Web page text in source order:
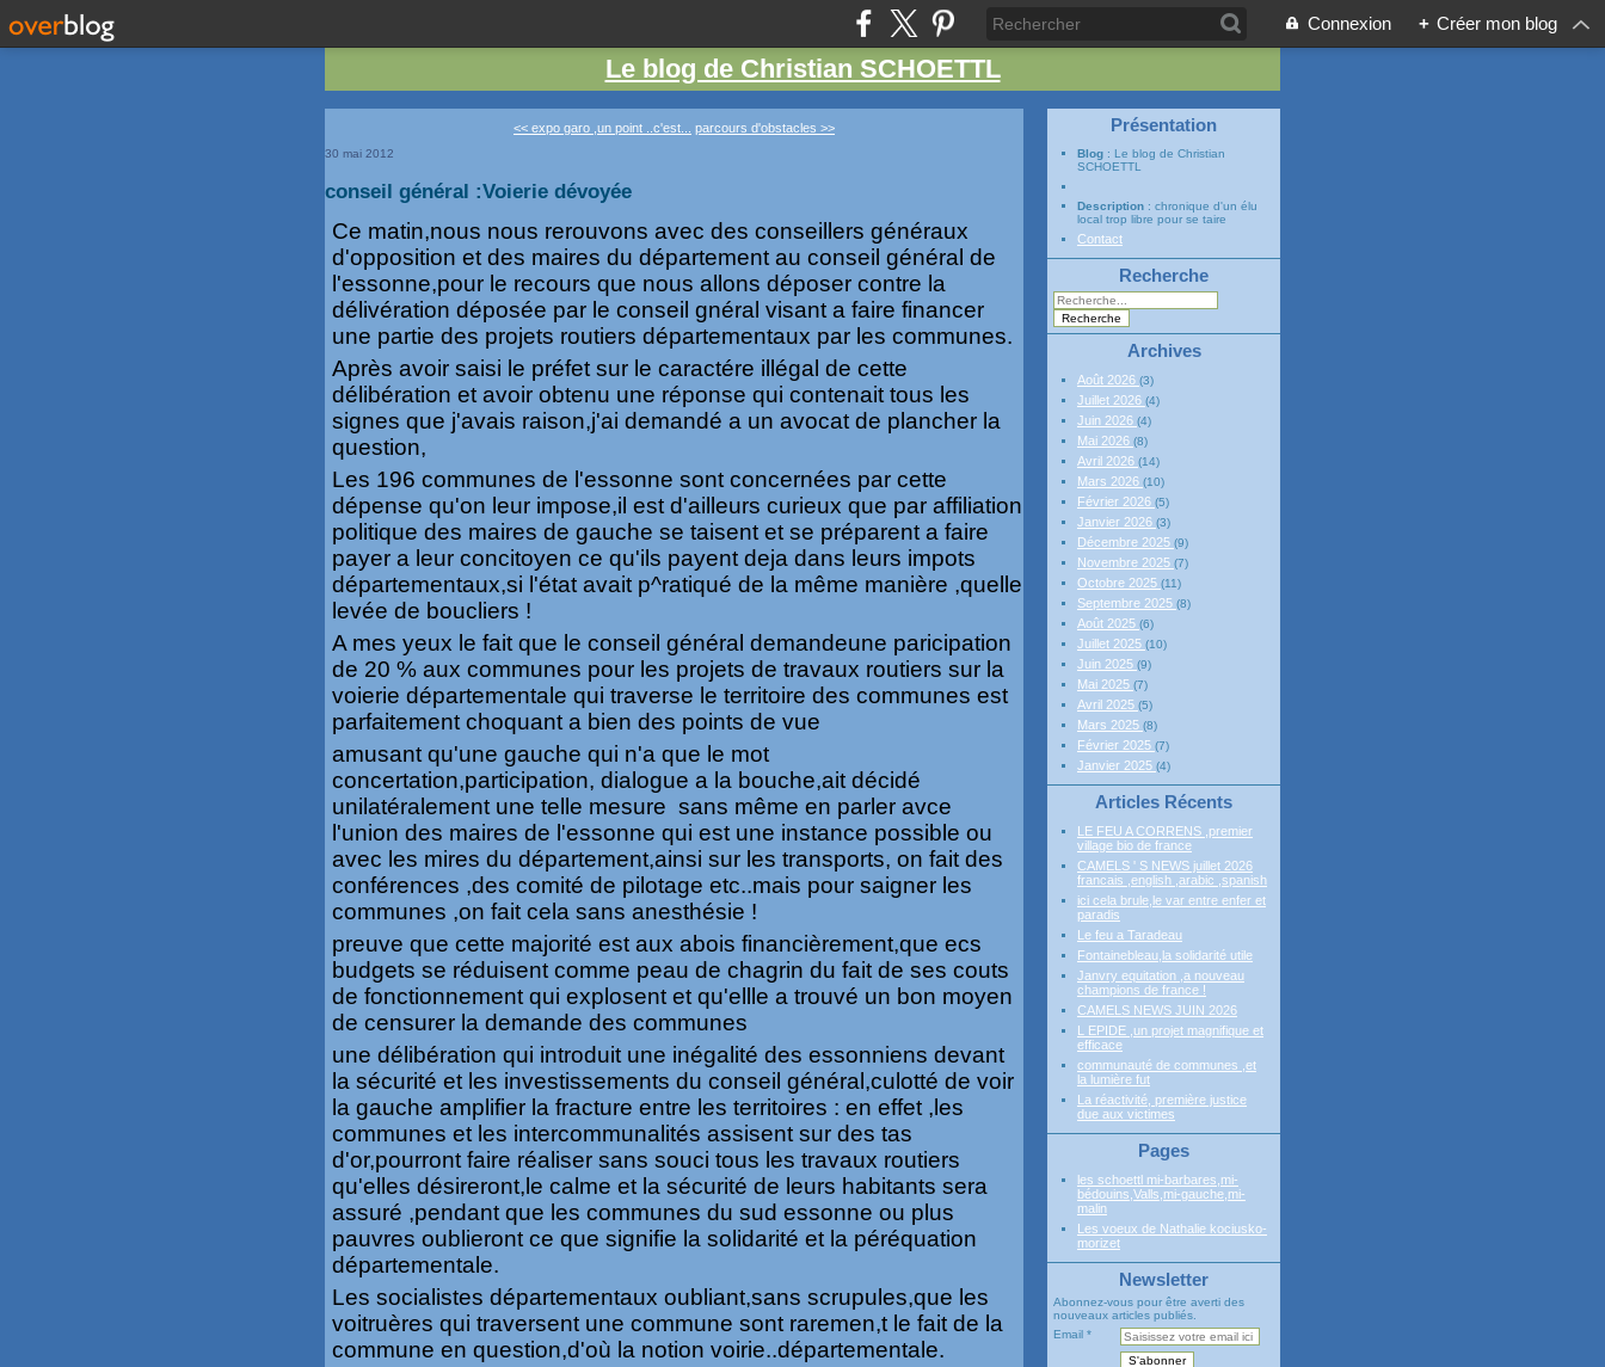
Connexion + Créer mon blog
Le blog de Christian SCHOETTL
<< expo garo ,un point ..c'est... parcours d'obstacles >>
30 mai 2012
conseil général :Voierie dévoyée
Ce matin,nous nous rerouvons avec des conseillers généraux
d'opposition et des maires du département au conseil général de
l'essonne,pour le recours que nous allons déposer contre la
délivération déposée par le conseil gnéral visant a faire financer
une partie des projets routiers départementaux par les communes.
Après avoir saisi le préfet sur le caractére illégal de cette
délibération et avoir obtenu une réponse qui contenait tous les
signes que j'avais raison,j'ai demandé a un avocat de plancher la
question,
Les 196 communes de l'essonne sont concernées par cette
dépense qu'on leur impose,il est d'ailleurs curieux que par affiliation
politique des maires de gauche se taisent et se préparent a faire
payer a leur concitoyen ce qu'ils payent deja dans leurs impots
départementaux,si l'état avait p^ratiqué de la même manière ,quelle
levée de boucliers !
A mes yeux le fait que le conseil général demandeune paricipation
de 20 % aux communes pour les projets de travaux routiers sur la
voierie départementale qui traverse le territoire des communes est
parfaitement choquant a bien des points de vue
amusant qu'une gauche qui n'a que le mot
concertation,participation, dialogue a la bouche,ait décidé
unilatéralement une telle mesure sans même en parler avce
l'union des maires de l'essonne qui est une instance possible ou
avec les mires du département,ainsi sur les transports, on fait des
conférences ,des comité de pilotage etc..mais pour saigner les
communes ,on fait cela sans anesthésie !
preuve que cette majorité est aux abois financièrement,que ecs
budgets se réduisent comme peau de chagrin du fait de ses couts
de fonctionnement qui explosent et qu'ellle a trouvé un bon moyen
de censurer la demande des communes
une délibération qui introduit une inégalité des essonniens devant
la sécurité et les investissements du conseil général,culotté de voir
la gauche amplifier la fracture entre les territoires : en effet ,les
communes et les intercommunalités assisent sur des tas
d'or,pourront faire réaliser sans souci tous les travaux routiers
qu'elles désireront,le calme et la sécurité de leurs habitants sera
assuré ,pendant que les communes du sud essonne ou plus
pauvres oublieront ce que signifie la solidarité et la péréquation
départementale.
Les socialistes départementaux oubliant,sans scrupules,que les
voitruères qui traversent une commune sont raremen,t le fait de la
commune en question,d'où la notion voirie..départementale.
Présentation
Blog : Le blog de Christian
SCHOETTL
Description : chronique d'un élu
local trop libre pour se taire
Contact
Recherche
Archives
Août 2026 (3)
Juillet 2026 (4)
Juin 2026 (4)
Mai 2026 (8)
Avril 2026 (14)
Mars 2026 (10)
Février 2026 (5)
Janvier 2026 (3)
Décembre 2025 (9)
Novembre 2025 (7)
Octobre 2025 (11)
Septembre 2025 (8)
Août 2025 (6)
Juillet 2025 (10)
Juin 2025 (9)
Mai 2025 (7)
Avril 2025 (5)
Mars 2025 (8)
Février 2025 (7)
Janvier 2025 (4)
Articles Récents
LE FEU A CORRENS ,premier
village bio de france
CAMELS ' S NEWS juillet 2026
francais ,english ,arabic ,spanish
ici cela brule,le var entre enfer et
paradis
Le feu a Taradeau
Fontainebleau,la solidarité utile
Janvry equitation ,a nouveau
champions de france !
CAMELS NEWS JUIN 2026
L EPIDE ,un projet magnifique et
efficace
communauté de communes ,et
la lumière fut
La réactivité, première justice
due aux victimes
Pages
les schoettl mi-barbares,mi-
bédouins,Valls,mi-gauche,mi-
malin
Les voeux de Nathalie kociusko-
morizet
Newsletter
Abonnez-vous pour être averti des
nouveaux articles publiés.
Email